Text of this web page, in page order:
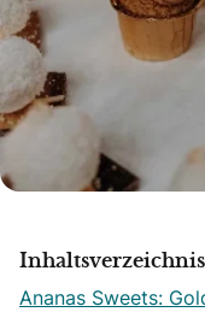
Inhaltsverzeichnis
Ananas Sweets: